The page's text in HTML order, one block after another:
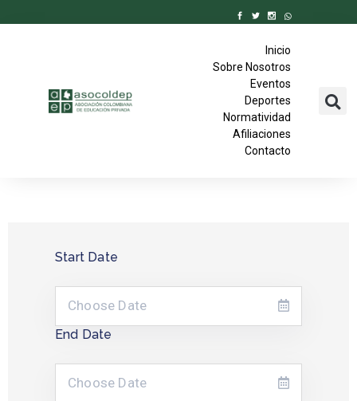
Inicio
Sobre Nosotros
Eventos
Deportes
Normatividad
Afiliaciones
Contacto
Start Date
End Date